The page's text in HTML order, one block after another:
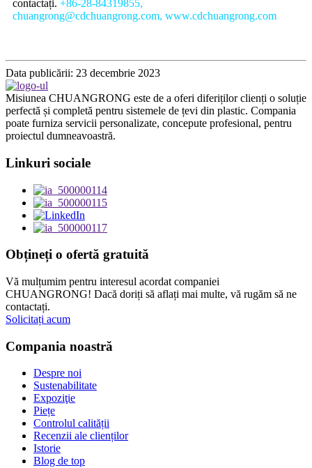
contactați. +86-28-84319855,
chuangrong@cdchuangrong.com, www.cdchuangrong.com
Data publicării: 23 decembrie 2023
Misiunea CHUANGRONG este de a oferi diferiților clienți o soluție
perfectă și completă pentru sistemele de țevi din plastic. Compania
poate furniza servicii personalizate, concepute profesional, pentru
proiectul dumneavoastră.
Linkuri sociale
Obțineți o ofertă gratuită
Vă mulțumim pentru interesul acordat companiei
CHUANGRONG! Dacă doriți să aflați mai multe, vă rugăm să ne
contactați.
Solicitați acum
Compania noastră
Despre noi
Sustenabilitate
Expoziţie
Piețe
Controlul calității
Recenzii ale clienților
Istorie
Blog de top